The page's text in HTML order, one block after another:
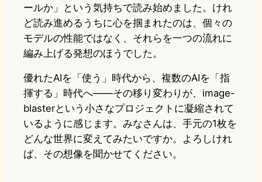
ールか」という気持ちで読み始めました。けれ
ど読み進めるうちに心を掴まれたのは、個々の
モデルの性能ではなく、それらを一つの流れに
編み上げる発想のほうでした。
優れたAIを「使う」時代から、複数のAIを「指
揮する」時代へ——その移り変わりが、image-
blasterという小さなプロジェクトに凝縮されて
いるように感じます。みなさんは、手元の1枚を
どんな世界に変えてみたいですか。よろしけれ
ば、その想像を聞かせてください。